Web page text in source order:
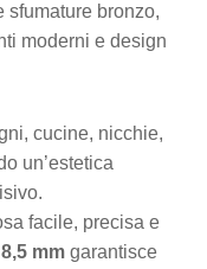
sfumature bronzo,
moderni e design
cucine, nicchie,
un’estetica
facile, precisa e
8,5 mm garantisce